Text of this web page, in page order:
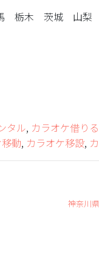
栃木 茨城 山梨
タル, カラオケ借りる
動, カラオケ移設,
神奈川